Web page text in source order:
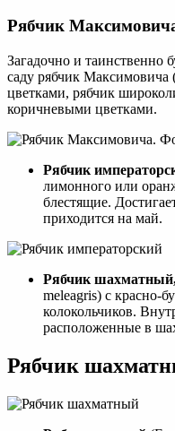
Рябчик
Загадочно и таинственно
саду рябчик
цветками, рябчик
коричневыми цветками.
Рябчик
лимонного или
блестящие.
приходится на май.
Рябчик
meleagris) с красно-
колокольчиков.
расположенные в
Рябчик